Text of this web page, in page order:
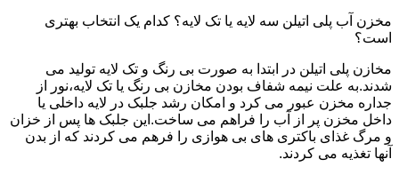
مخزن آب پلی اتیلن سه لایه یا تک لایه؟ کدام یک انتخاب بهتری
است؟
مخازن پلی اتیلن در ابتدا به صورت بی رنگ و تک لایه تولید می
شدند.به علت نیمه شفاف بودن مخازن بی رنگ یا تک لایه،نور از
جداره مخزن عبور می کرد و امکان رشد جلبک در لایه داخلی یا
داخل مخزن پر از آب را فراهم می ساخت.این جلبک ها پس از خزان
و مرگ غذای باکتری های بی هوازی را فرهم می کردند که از بدن
آنها تغذیه می کردند.